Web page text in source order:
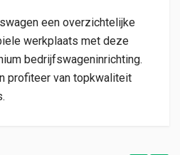
een overzichtelijke
werkplaats met deze
bedrijfswageninrichting.
profiteer van topkwaliteit